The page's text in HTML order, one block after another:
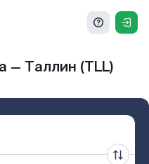
— Таллин (TLL)